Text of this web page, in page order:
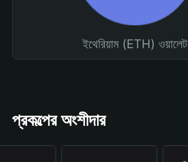
ইথেরিয়াম (ETH) ওয়ালেট
প্রকল্পের অংশীদার